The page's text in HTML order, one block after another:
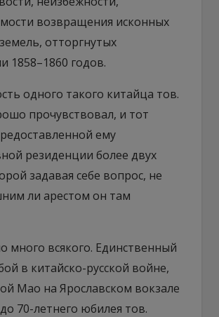
возвращения исконных
отторгнутых
1858–1860 годов.
одного такого китайца тов.
прочувствовал, и тот
ему
резиденции более двух
задавая себе вопрос, не
ли арестом он там
много всякого. Единственный
в китайско-русской войне,
Мао на Ярославском вокзале
70-летнего юбилея тов.